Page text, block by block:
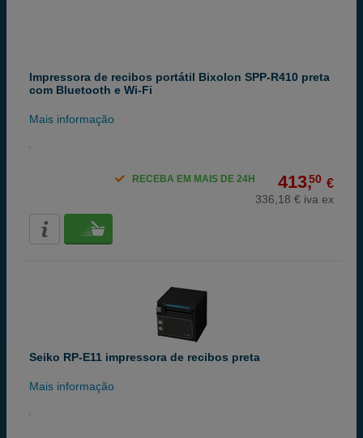
Impressora de recibos portátil Bixolon SPP-R410 preta
com Bluetooth e Wi-Fi
Mais informação
413,50 €
336,18 € iva ex
RECEBA EM MAIS DE 24H
Seiko RP-E11 impressora de recibos preta
Mais informação